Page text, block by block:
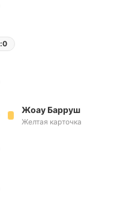
Жоау Барруш
Желтая карточка